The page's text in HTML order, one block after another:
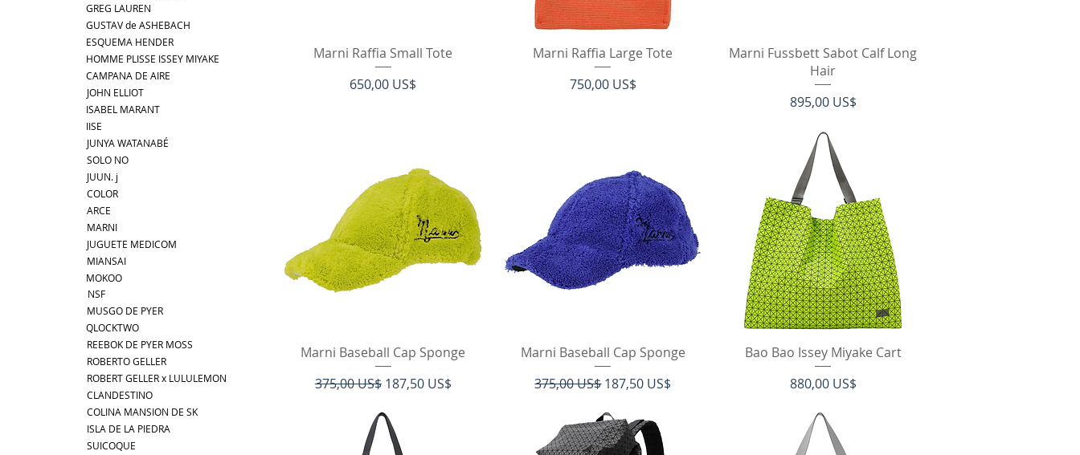
GREG LAUREN
GUSTAV de ASHEBACH
ESQUEMA HENDER
HOMME PLISSE ISSEY MIYAKE
CAMPANA DE AIRE
JOHN ELLIOT
ISABEL MARANT
IISE
JUNYA WATANABÉ
SOLO NO
JUUN. j
COLOR
ARCE
MARNI
JUGUETE MEDICOM
MIANSAI
NSF
MOKOO
MUSGO DE PYER
QLOCKTWO
REEBOK DE PYER MOSS
ROBERTO GELLER
ROBERT GELLER x LULULEMON
CLANDESTINO
COLINA MANSION DE SK
ISLA DE LA PIEDRA
SUICOQUE
Vista rápida
Marni Raffia Small Tote
Precio
650,00 US$
Vista rápida
Marni Raffia Large Tote
Precio
750,00 US$
Vista rápida
Marni Fussbett Sabot Calf Long
Hair
Precio
895,00 US$
Vista rápida
Marni Baseball Cap Sponge
Precio
375,00 US$ Precio de oferta
187,50 US$
Vista rápida
Marni Baseball Cap Sponge
Precio
375,00 US$ Precio de oferta
187,50 US$
Vista rápida
Bao Bao Issey Miyake Cart
Precio
880,00 US$